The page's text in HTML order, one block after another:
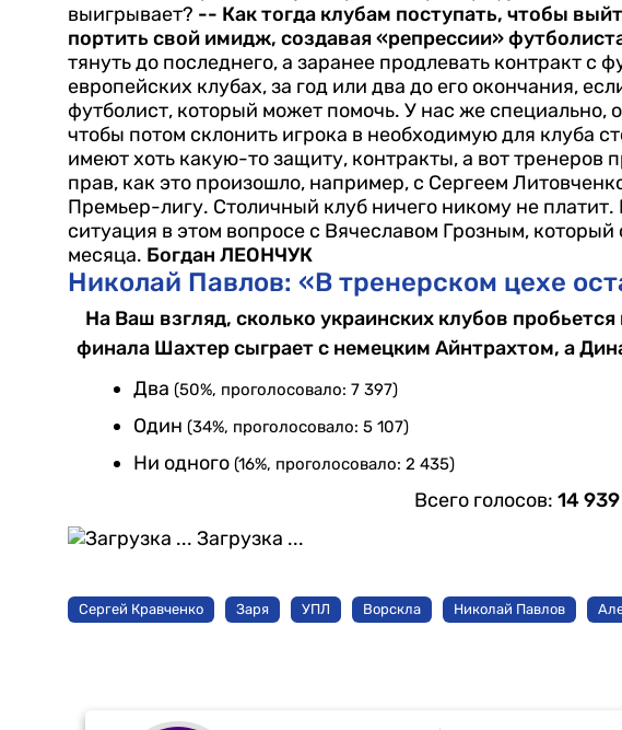
выигрывает? -- Как тогда клубам поступать, чтобы
портить свой имидж, создавая «репрессии»
тянуть до последнего, а заранее продлевать контракт с
европейских клубах, за год или два до его окончания,
футболист, который может помочь. У нас же специально,
чтобы потом склонить игрока в необходимую для клуба
имеют хоть какую-то защиту, контракты, а вот тренеров
прав, как это произошло, например, с Сергеем
Премьер-лигу. Столичный клуб ничего никому не
ситуация в этом вопросе с Вячеславом Грозным,
месяца. Богдан ЛЕОНЧУК
Николай Павлов: «В тренерском цехе
На Ваш взгляд, сколько украинских клубов
финала Шахтер сыграет с немецким Айнтрахтом, а
Два (50%, проголосовало: 7 397)
Один (34%, проголосовало: 5 107)
Ни одного (16%, проголосовало: 2 435)
Всего голосов: 14 939
Загрузка ...
Сергей Кравченко Заря УПЛ Ворскла Николай Павлов